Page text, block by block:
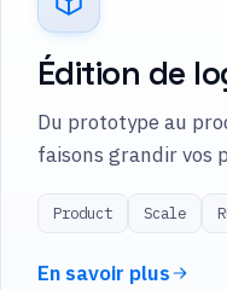
Édition de
Du prototype au
faisons grandir vos
Product Scale
En savoir plus